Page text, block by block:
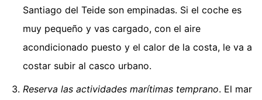
Santiago del Teide son empinadas. Si el coche es
muy pequeño y vas cargado, con el aire
acondicionado puesto y el calor de la costa, le va a
costar subir al casco urbano.
Reserva las actividades marítimas temprano. El mar